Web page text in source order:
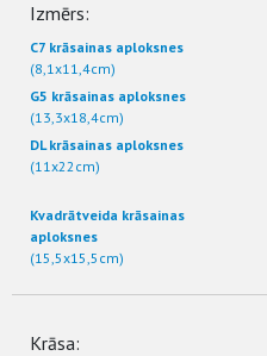
Izmērs:
C7 krāsainas aploksnes
(8,1x11,4cm)
G5 krāsainas aploksnes
(13,3x18,4cm)
DL krāsainas aploksnes
(11x22cm)
Kvadrātveida krāsainas
aploksnes
(15,5x15,5cm)
Krāsa: